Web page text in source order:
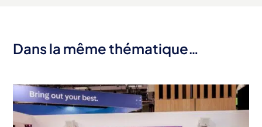
Dans la même thématique…